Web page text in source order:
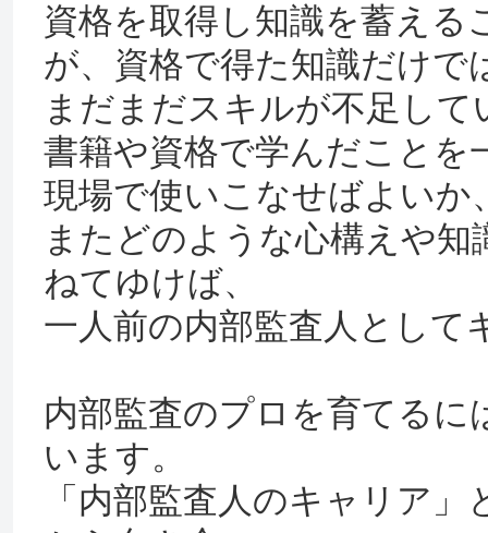
資格を取得し知識を蓄える
が、資格で得た知識だけで
まだまだスキルが不足して
書籍や資格で学んだことを
現場で使いこなせばよいか
またどのような心構えや
ねてゆけば、
一人前の内部監査人として
内部監査のプロを育てる
います。
「内部監査人のキャリア